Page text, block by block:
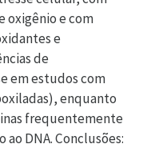
oxigênio e com
e
de
em estudos com
enquanto
frequentemente
DNA. Conclusões: